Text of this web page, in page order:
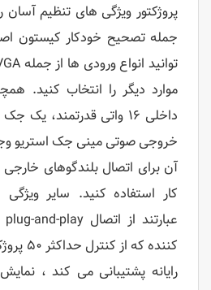
پروژکتور ویژگی های تنظیم آسان
جمله تصحیح خودکار کیستون
موارد دیگر را انتخاب کنید.
داخلی ۱۶ واتی قدرتمند،
خروجی صوتی مینی جک استریو
آن برای اتصال بلندگوهای
کننده
رایانه پشتیبانی می کند ،